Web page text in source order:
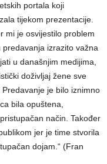
portala koji
tijekom prezentacije.
mi je osvijestilo problem
izrazito važna
u današnjim medijima,
doživljaj žene sve
je bilo iznimno
bila opuštena,
način. Također
jer je time stvorila
dojam.“ (Fran